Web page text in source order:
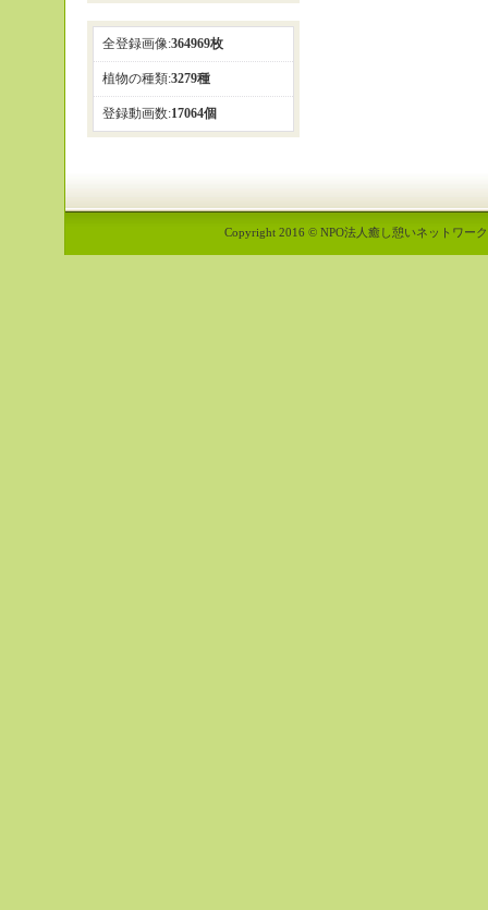
全登録画像:364969枚
植物の種類:3279種
登録動画数:17064個
Copyright 2016 © NPO法人癒し憩いネットワー